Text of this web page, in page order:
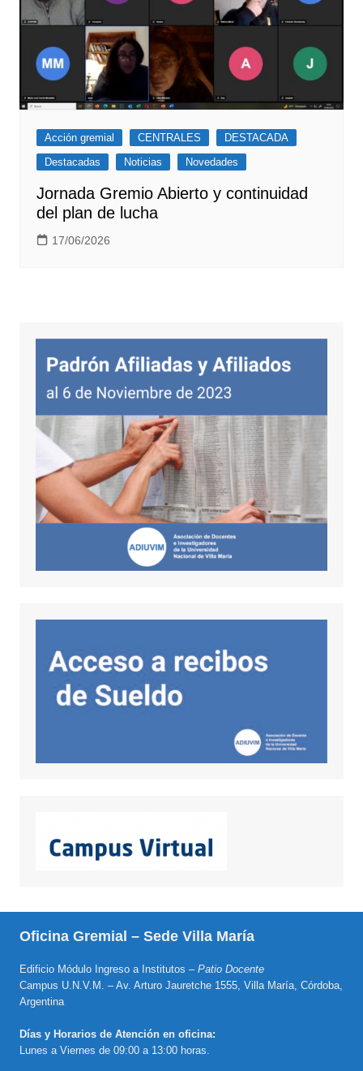
Acción gremial CENTRALES
DESTACADA
Destacadas
Noticias Novedades
Jornada Gremio Abierto y continuidad
del plan de lucha
17/06/2026
Oficina Gremial – Sede Villa María
Edificio Módulo Ingreso a Institutos – Patio Docente
Campus U.N.V.M. – Av. Arturo Jauretche 1555, Villa María, Córdoba,
Argentina
Días y Horarios de Atención en oficina:
Lunes a Viernes de 09:00 a 13:00 horas.